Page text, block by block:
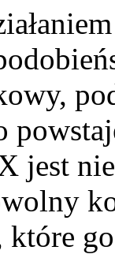
jest
które